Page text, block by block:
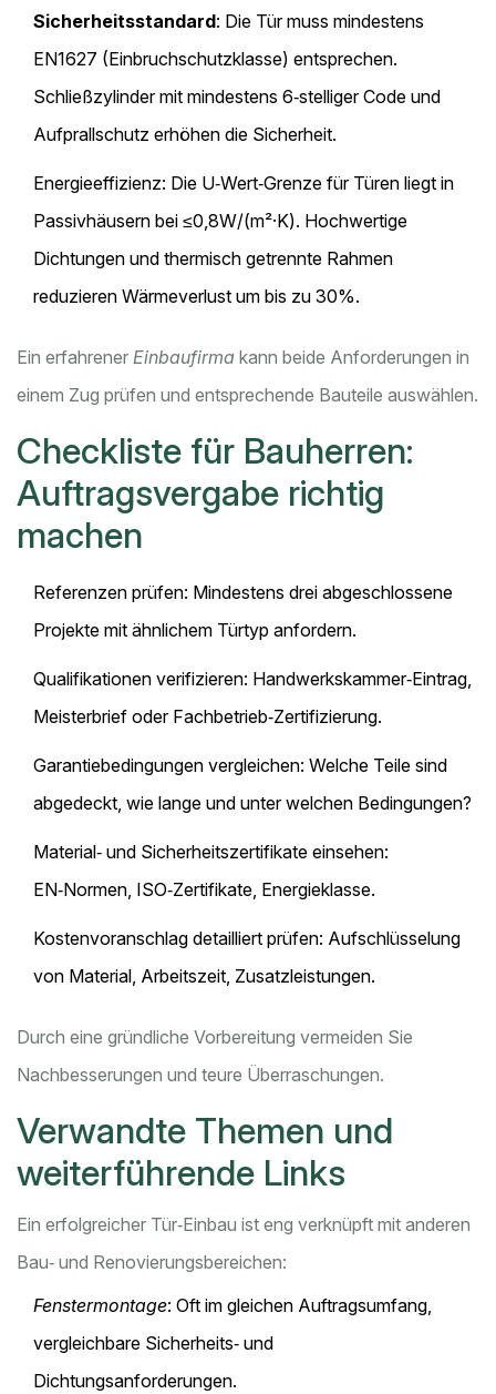
Sicherheitsstandard: Die Tür muss mindestens
EN1627 (Einbruchschutzklasse) entsprechen.
Schließzylinder mit mindestens 6‑stelliger Code und
Aufprallschutz erhöhen die Sicherheit.
Energieeffizienz: Die U‑Wert‑Grenze für Türen liegt in
Passivhäusern bei ≤0,8W/(m²·K). Hochwertige
Dichtungen und thermisch getrennte Rahmen
reduzieren Wärmeverlust um bis zu 30%.
Ein erfahrener Einbaufirma kann beide Anforderungen in
einem Zug prüfen und entsprechende Bauteile auswählen.
Checkliste für Bauherren:
Auftragsvergabe richtig
machen
Referenzen prüfen: Mindestens drei abgeschlossene
Projekte mit ähnlichem Türtyp anfordern.
Qualifikationen verifizieren: Handwerkskammer‑Eintrag,
Meisterbrief oder Fachbetrieb‑Zertifizierung.
Garantiebedingungen vergleichen: Welche Teile sind
abgedeckt, wie lange und unter welchen Bedingungen?
Material‑ und Sicherheitszertifikate einsehen:
EN‑Normen, ISO‑Zertifikate, Energieklasse.
Kostenvoranschlag detailliert prüfen: Aufschlüsselung
von Material, Arbeitszeit, Zusatzleistungen.
Durch eine gründliche Vorbereitung vermeiden Sie
Nachbesserungen und teure Überraschungen.
Verwandte Themen und
weiterführende Links
Ein erfolgreicher Tür‑Einbau ist eng verknüpft mit anderen
Bau‑ und Renovierungsbereichen:
Fenstermontage: Oft im gleichen Auftragsumfang,
vergleichbare Sicherheits‑ und
Dichtungsanforderungen.